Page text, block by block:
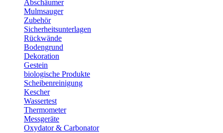
Abschäumer
Mulmsauger
Zubehör
Sicherheitsunterlagen
Rückwände
Bodengrund
Dekoration
Gestein
biologische Produkte
Scheibenreinigung
Kescher
Wassertest
Thermometer
Messgeräte
Oxydator & Carbonator